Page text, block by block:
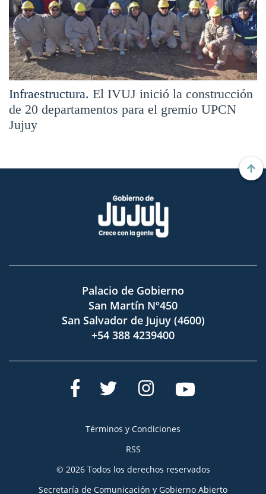
Infraestructura. El IVUJ inició la construcción
de 20 departamentos para el gremio UPCN
Jujuy
Palacio de Gobierno
San Martín Nº450
San Salvador de Jujuy (4600)
+54 388 4239400
Términos y Condiciones
RSS
© 2026 Todos los derechos reservados
Secretaría de Comunicación y Gobierno Abierto